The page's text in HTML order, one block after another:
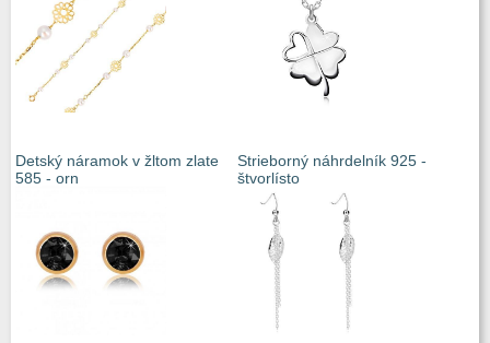
Detský náramok v žltom zlate
585 - orn
Strieborný náhrdelník 925 -
štvorlísto